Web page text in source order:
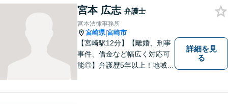
ださい。きっと道が開けま
す。
宮本 広志 弁護士
宮本法律事務所
宮崎県|宮崎市
【宮崎駅12分】【離婚、刑事
事件、借金など幅広く対応可
能◎】弁護歴5年以上！地域に
詳細を見
る